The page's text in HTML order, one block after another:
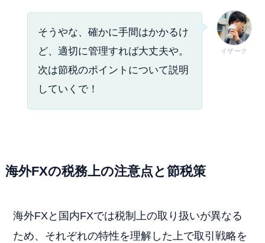
イザーク
そうやな、確かに手間はかかるけ
ど、適切に管理すれば大丈夫や。
次は節税のポイントについて説明
していくで！
海外FXの税務上の注意点と節税策
海外FXと国内FXでは税制上の取り扱いが異なる
ため、それぞれの特性を理解した上で取引戦略を